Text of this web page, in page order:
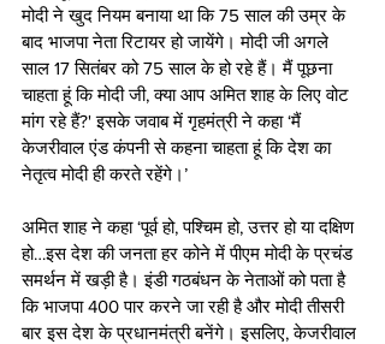
मोदी ने खुद नियम बनाया था कि 75 साल की उम्र के
बाद भाजपा नेता रिटायर हो जायेंगे। मोदी जी अगले
साल 17 सितंबर को 75 साल के हो रहे हैं। मैं पूछना
चाहता हूं कि मोदी जी, क्या आप अमित शाह के लिए वोट
मांग रहे हैं?' इसके जवाब में गृहमंत्री ने कहा ‘मैं
केजरीवाल एंड कंपनी से कहना चाहता हूं कि देश का
नेतृत्व मोदी ही करते रहेंगे।’
अमित शाह ने कहा ‘पूर्व हो, पश्चिम हो, उत्तर हो या दक्षिण
हो…इस देश की जनता हर कोने में पीएम मोदी के प्रचंड
समर्थन में खड़ी है। इंडी गठबंधन के नेताओं को पता है
कि भाजपा 400 पार करने जा रही है और मोदी तीसरी
बार इस देश के प्रधानमंत्री बनेंगे। इसलिए, केजरीवाल